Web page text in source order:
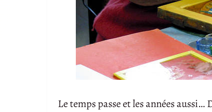
Le temps passe et les années aussi…